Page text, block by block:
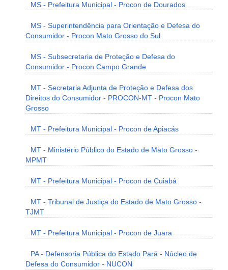
MS - Prefeitura Municipal - Procon de Dourados
MS - Superintendência para Orientação e Defesa do
Consumidor - Procon Mato Grosso do Sul
MS - Subsecretaria de Proteção e Defesa do
Consumidor - Procon Campo Grande
MT - Secretaria Adjunta de Proteção e Defesa dos
Direitos do Consumidor - PROCON-MT - Procon Mato
Grosso
MT - Prefeitura Municipal - Procon de Apiacás
MT - Ministério Público do Estado de Mato Grosso -
MPMT
MT - Prefeitura Municipal - Procon de Cuiabá
MT - Tribunal de Justiça do Estado de Mato Grosso -
TJMT
MT - Prefeitura Municipal - Procon de Juara
PA - Defensoria Pública do Estado Pará - Núcleo de
Defesa do Consumidor - NUCON